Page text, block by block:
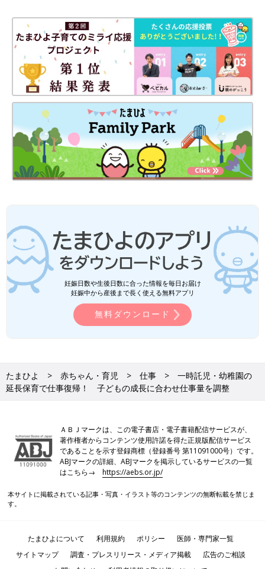
妊娠日数や生後日数に合った情報を毎日お届け
妊娠中から産後まで長く使える無料アプリ
無料ダウンロード
たまひよ 赤ちゃん・育児 仕事
一時託児・幼稚園の
延長保育で仕事復帰！ 子どもの成長に合わせ仕事量を調整
ＡＢＪマークは、この電子書店・電子書籍配信サービスが、
著作権者からコンテンツ使用許諾を得た正規版配信サービス
であることを示す登録商標（登録番号 第11091000号）です。
ABJマークの詳細、ABJマークを掲示しているサービスの一覧
はこちら→https://aebs.or.jp/
本サイトに掲載されている記事・写真・イラスト等のコンテンツの無断転載を禁じま
す。
たまひよについて 利用規約 ポリシー
医師・専門家一覧
サイトマップ
調査・プレスリリース・メディア掲載
広告のご相談